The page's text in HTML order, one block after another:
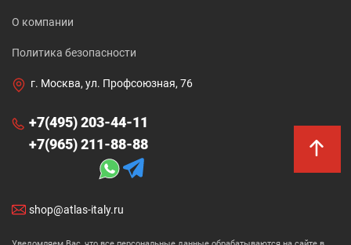
О компании
Политика безопасности
г. Москва, ул. Профсоюзная, 76
+7(495) 203-44-11
+7(965) 211-88-88
shop@atlas-italy.ru